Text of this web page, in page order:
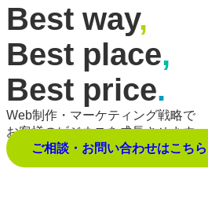
Best way,
Best place,
Best price.
Web制作・マーケティング戦略で
お客様のビジネスを成長させます。
ご相談・お問い合わせはこちら